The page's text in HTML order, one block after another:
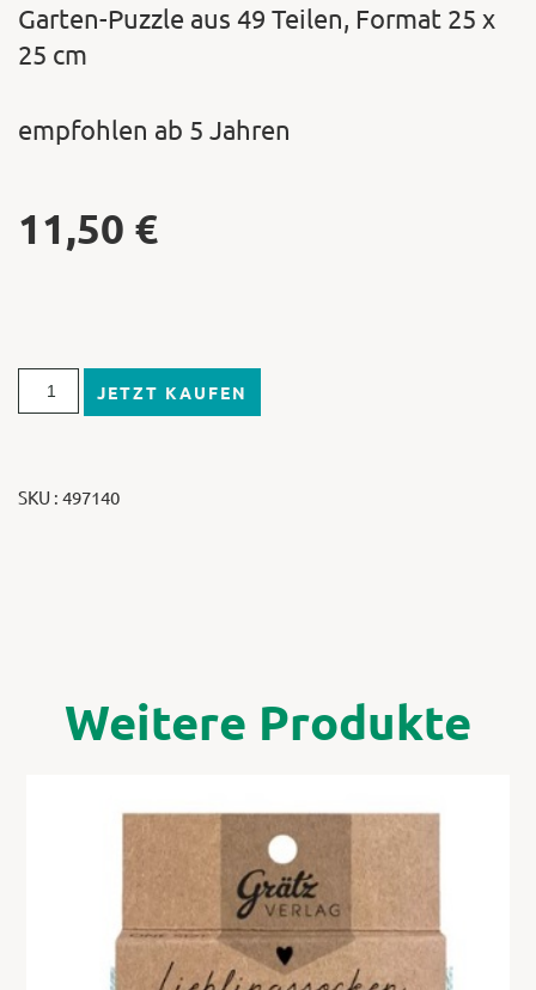
Garten-Puzzle aus 49 Teilen, Format 25 x
25 cm
empfohlen ab 5 Jahren
11,50 €
JETZT KAUFEN
SKU : 497140
Weitere Produkte